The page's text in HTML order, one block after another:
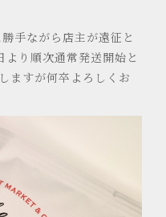
手ながら店主が遠征と
り順次通常発送開始と
ますが何卒よろしくお